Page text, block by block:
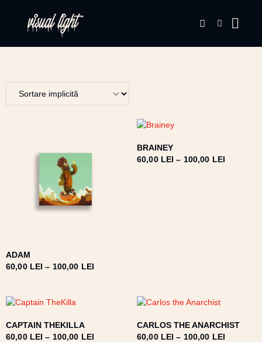
ADAM
60,00 LEI – 100,00 LEI
BRAINEY
60,00 LEI – 100,00 LEI
CAPTAIN THEKILLA
60,00 LEI – 100,00 LEI
CARLOS THE ANARCHIST
60,00 LEI – 100,00 LEI